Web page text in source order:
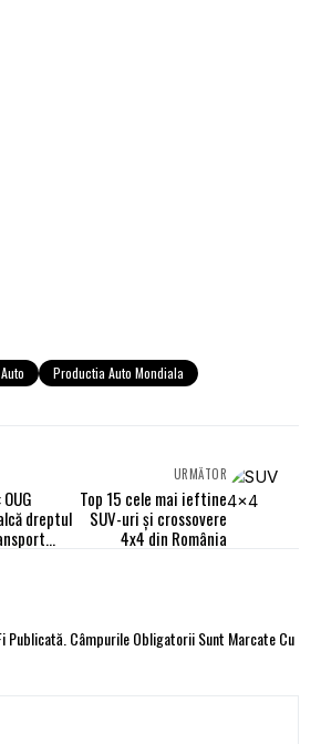
Productia Auto Mondiala
dreptul
URMĂTOR
Top 15 cele mai ieftine
SUV-uri și crossovere
4x4 din România
Publicată.Câmpurile Obligatorii Sunt Marcate Cu